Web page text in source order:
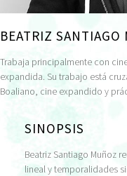
BEATRIZ SANTIAGO
Trabaja principalmente con
expandida. Su trabajo está
Boaliano, cine expandido y
SINOPSIS
Beatriz Santiago Muñoz
lineal y temporalidades